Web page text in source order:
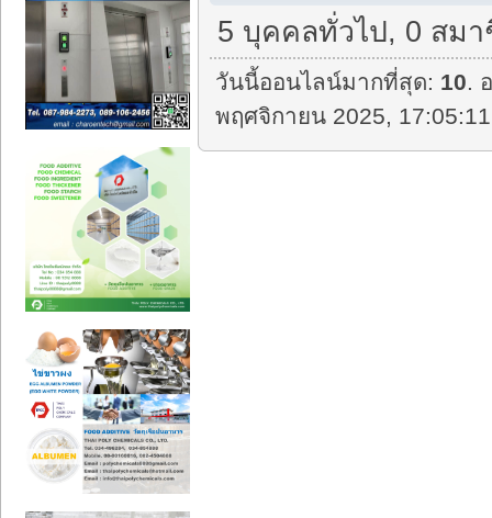
5 บุคคลทั่วไป, 0 สม
วันนี้ออนไลน์มากที่สุด: 10.
พฤศจิกายน 2025,